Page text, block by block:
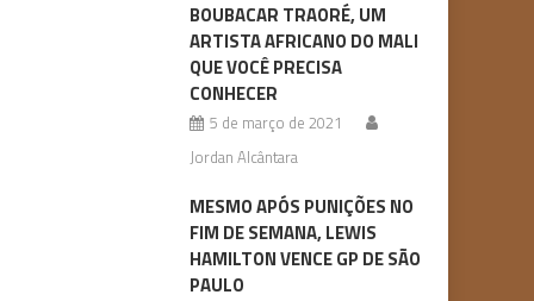
BOUBACAR TRAORÉ, UM
ARTISTA AFRICANO DO MALI
QUE VOCÊ PRECISA
CONHECER
5 de março de 2021
Jordan Alcântara
MESMO APÓS PUNIÇÕES NO
FIM DE SEMANA, LEWIS
HAMILTON VENCE GP DE SÃO
PAULO